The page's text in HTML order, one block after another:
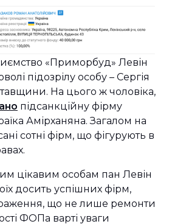
«Приморбуд» Левін
підозрілу особу – Сергія
На цього ж чоловіка,
підсанкційну фірму
Амірханяна. Загалом на
сотні фірм, що фігурують в
цікавим особам пан Левін
досить успішних фірм,
що не лише ремонти
ФОПа варті уваги